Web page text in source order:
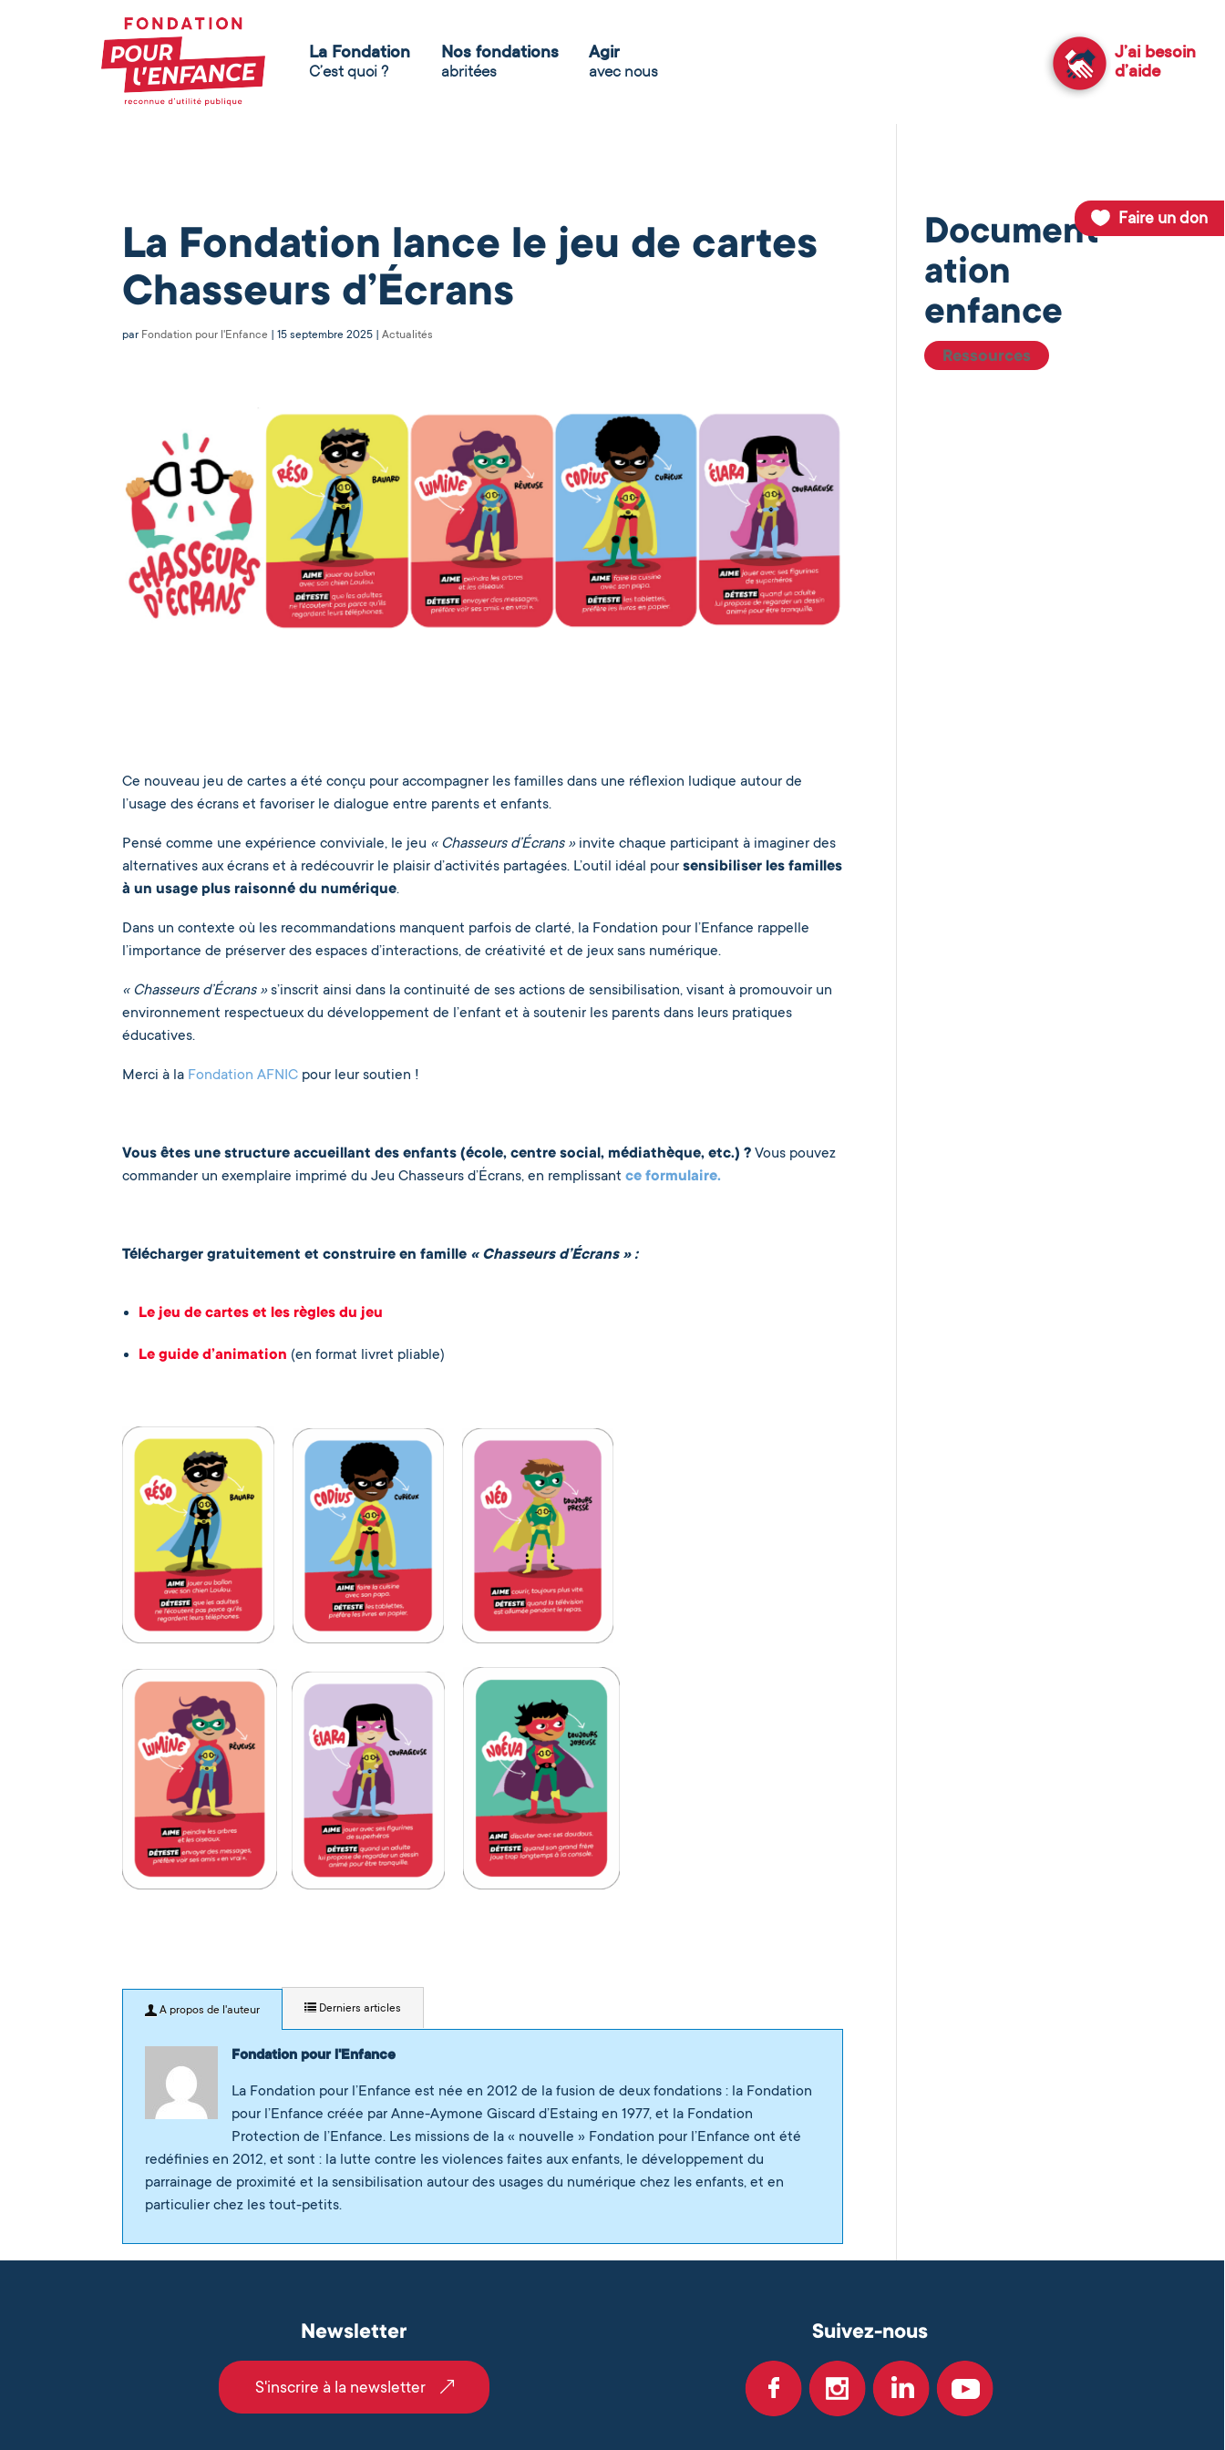
Faire un don
La Fondation
C’est quoi ?
Nos fondations
abritées
Agir
avec nous
J’ai besoin
d’aide
La Fondation lance le jeu de cartes
Chasseurs d’Écrans
par Fondation pour l'Enfance |15 septembre 2025 |Actualités
Ce nouveau jeu de cartes a été conçu pour accompagner les familles dans une réflexion ludique autour de
l’usage des écrans et favoriser le dialogue entre parents et enfants.
Pensé comme une expérience conviviale, le jeu « Chasseurs d’Écrans »invite chaque participant à imaginer des
alternatives aux écrans et à redécouvrir le plaisir d’activités partagées. L’outil idéal poursensibiliser les familles
à un usage plus raisonné du numérique.
Dans un contexte où les recommandations manquent parfois de clarté, la Fondation pour l’Enfance rappelle
l’importance de préserver des espaces d’interactions, de créativité et de jeux sans numérique.
« Chasseurs d’Écrans »s’inscrit ainsi dans la continuité de ses actions de sensibilisation, visant à promouvoir un
environnement respectueux du développement de l’enfant et à soutenir les parents dans leurs pratiques
éducatives.
Merci à la Fondation AFNIC pour leur soutien !
Vous êtes une structure accueillant des enfants (école, centre social, médiathèque, etc.) ? Vous pouvez
commander un exemplaire imprimé du Jeu Chasseurs d’Écrans, en remplissantce formulaire.
Télécharger gratuitement et construire en famille « Chasseurs d’Écrans » :
Le jeu de cartes et les règles du jeu
Le guide d’animation (en format livret pliable)
A propos de l'auteur Derniers articles
Fondation pour l'Enfance
La Fondation pour l’Enfance est née en 2012 de la fusion de deux fondations : la Fondation
pour l’Enfance créée par Anne-Aymone Giscard d’Estaing en 1977, et la Fondation
Protection de l’Enfance. Les missions de la « nouvelle » Fondation pour l’Enfance ont été
redéfinies en 2012, et sont : la lutte contre les violences faites aux enfants, le développement du
parrainage de proximité et la sensibilisation autour des usages du numérique chez les enfants, et en
particulier chez les tout-petits.
La Fondation publie la troisième édition du baromètre sur les Violences dites Éducatives
La Fondation publie son rapport d’activité 2025
Document
ation
enfance
Ressources
Newsletter
S'inscrire à la newsletter
Suivez-nous